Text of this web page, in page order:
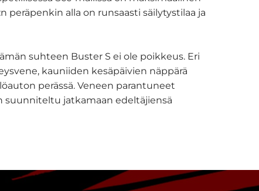
peräpenkin alla on runsaasti säilytystilaa ja
suhteen Buster S ei ole poikkeus. Eri
kauniiden kesäpäivien näppärä
perässä. Veneen parantuneet
suunniteltu jatkamaan edeltäjiensä